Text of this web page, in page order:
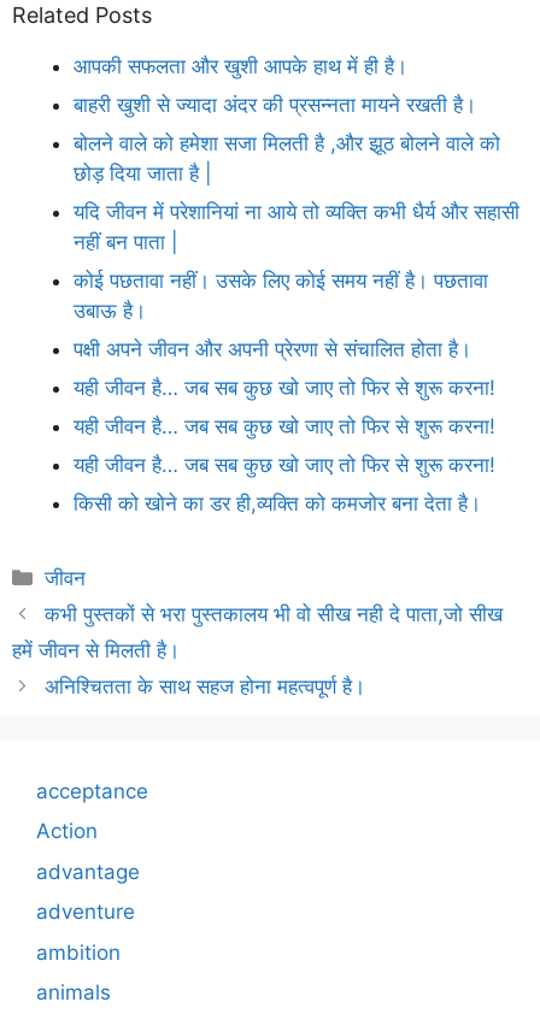
Related Posts
आपकी सफलता और खुशी आपके हाथ में ही है।
बाहरी खुशी से ज्यादा अंदर की प्रसन्नता मायने रखती है।
बोलने वाले को हमेशा सजा मिलती है ,और झूठ बोलने वाले को
छोड़ दिया जाता है |
यदि जीवन में परेशानियां ना आये तो व्यक्ति कभी धैर्य और सहासी
नहीं बन पाता |
कोई पछतावा नहीं। उसके लिए कोई समय नहीं है। पछतावा
उबाऊ है।
पक्षी अपने जीवन और अपनी प्रेरणा से संचालित होता है।
यही जीवन है… जब सब कुछ खो जाए तो फिर से शुरू करना!
यही जीवन है… जब सब कुछ खो जाए तो फिर से शुरू करना!
यही जीवन है… जब सब कुछ खो जाए तो फिर से शुरू करना!
किसी को खोने का डर ही,व्यक्ति को कमजोर बना देता है।
Categories
जीवन
कभी पुस्तकों से भरा पुस्तकालय भी वो सीख नही दे पाता,जो सीख
हमें जीवन से मिलती है।
अनिश्चितता के साथ सहज होना महत्वपूर्ण है।
acceptance
Action
advantage
adventure
ambition
animals